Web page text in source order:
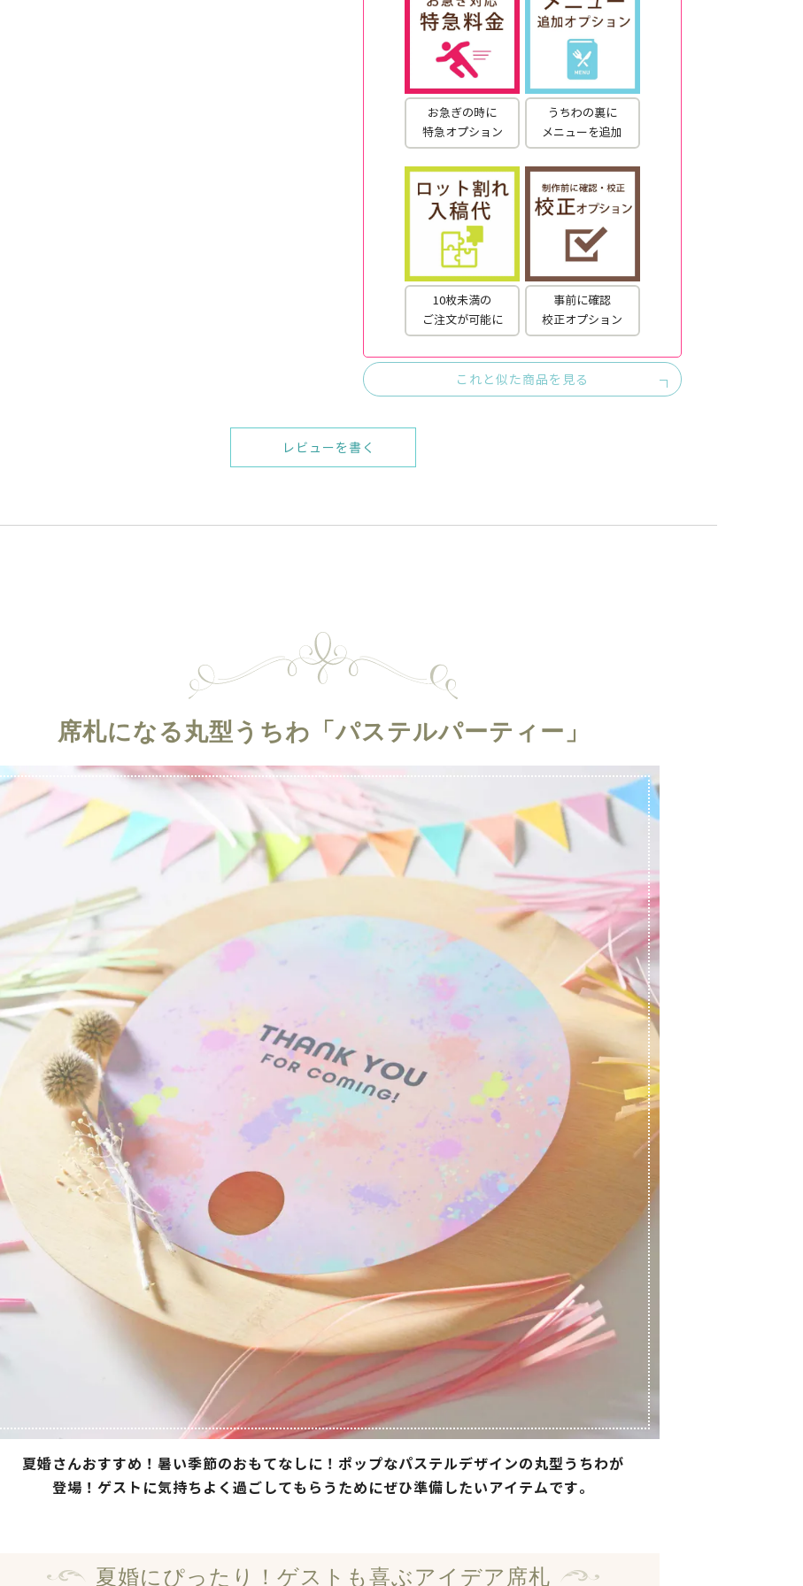
お急ぎの時に
特急オプション
うちわの裏に
メニューを追加
10枚未満の
ご注文が可能に
事前に確認
校正オプション
これと似た商品を見る
レビューを書く
席札になる丸型うちわ 「パステルパーティー」
夏婚さんおすすめ！暑い季節のおもてなしに！ポップなパステルデザインの丸型うちわが
登場！ゲストに気持ちよく過ごしてもらうためにぜひ準備したいアイテムです。
夏婚にぴったり！ ゲストも喜ぶアイデア席札